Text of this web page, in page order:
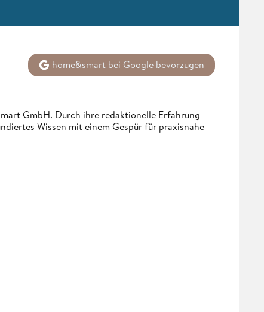
home&smart bei Google bevorzugen
GmbH. Durch ihre redaktionelle Erfahrung
Wissen mit einem Gespür für praxisnahe